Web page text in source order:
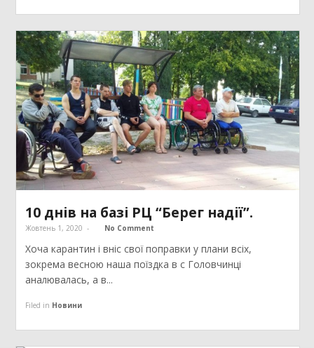
10 днів на базі РЦ “Берег надії”.
Жовтень 1, 2020 - No Comment
Хоча карантин і вніс свої поправки у плани всіх,
зокрема весною наша поїздка в с Головчинці
аналювалась, а в...
Filed in Новини